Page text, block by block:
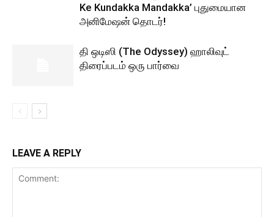
Ke Kundakka Mandakka’ புதுமையான
அனிமேஷன் தொடர்!
தி ஒடிஸி (The Odyssey) ஹாலிவுட்
திரைப்படம் ஒரு பார்வை
LEAVE A REPLY